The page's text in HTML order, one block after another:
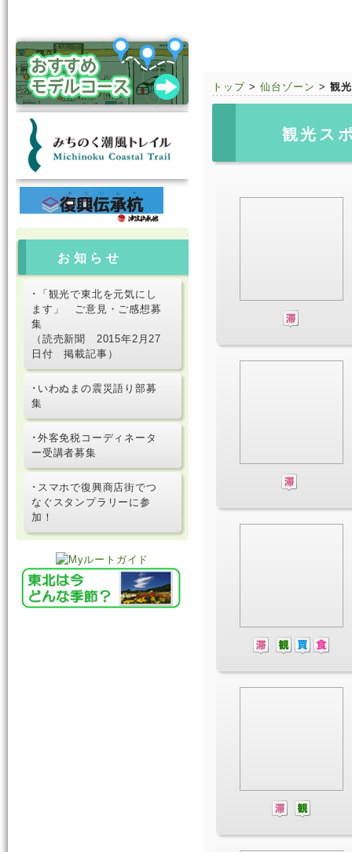
お知らせ
･「観光で東北を元気にし
ます」 ご意見・ご感想募
集
（読売新聞 2015年2月27
日付 掲載記事）
･いわぬまの震災語り部募
集
･外客免税コーディネータ
ー受講者募集
･スマホで復興商店街でつ
なぐスタンプラリーに参
加！
トップ > 仙台ゾーン > 観
観光ス